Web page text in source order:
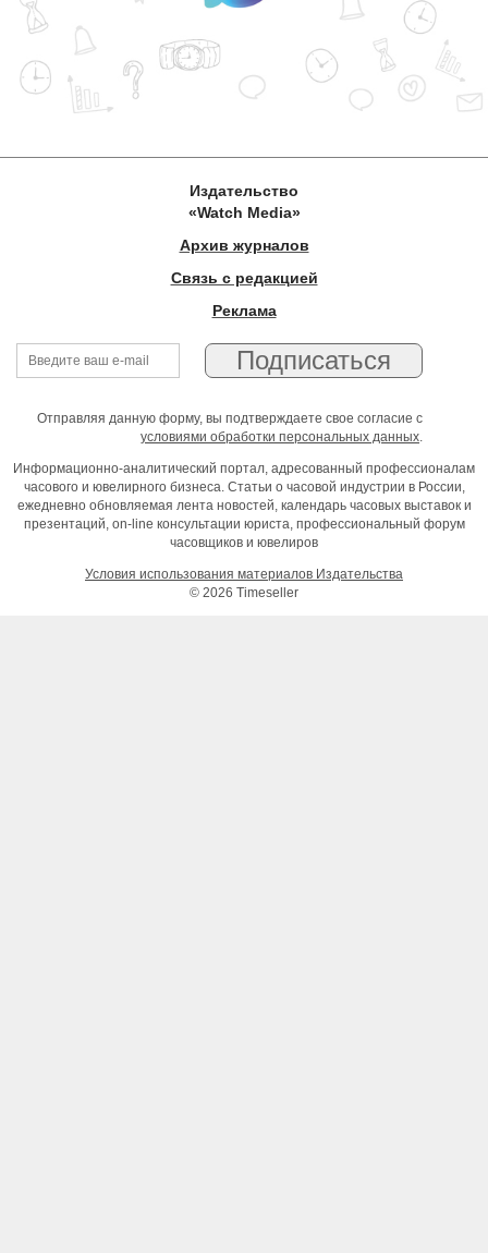
Издательство
«Watch Media»
Архив журналов
Связь с редакцией
Реклама
Отправляя данную форму, вы подтверждаете свое согласие с
условиями обработки персональных данных.
Информационно-аналитический портал, адресованный профессионалам
часового и ювелирного бизнеса. Статьи о часовой индустрии в России,
ежедневно обновляемая лента новостей, календарь часовых выставок и
презентаций, on-line консультации юриста, профессиональный форум
часовщиков и ювелиров
Условия использования материалов Издательства
© 2026 Timeseller